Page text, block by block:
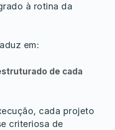
à rotina da
em:
de cada
cada projeto
criteriosa de